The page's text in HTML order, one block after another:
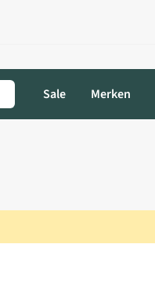
Sale Merken